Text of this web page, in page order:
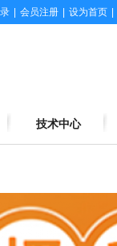
会员注册 设为首页
技术中心